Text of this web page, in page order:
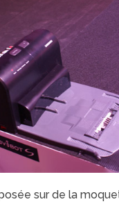
sur de la